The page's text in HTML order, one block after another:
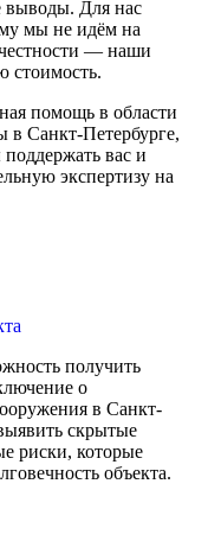
выводы. Для нас
мы не идём на
— наши
стоимость.
помощь в области
в Санкт-Петербурге,
вас и
экспертизу на
получить
о
в Санкт-
скрытые
риски, которые
объекта.